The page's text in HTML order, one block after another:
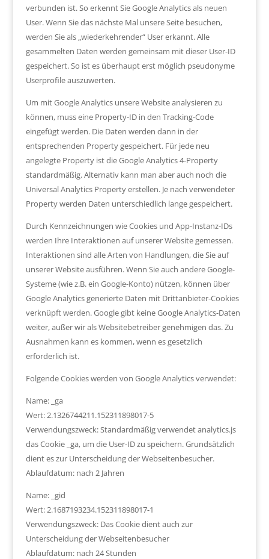
verbunden ist. So erkennt Sie Google Analytics als neuen
User. Wenn Sie das nächste Mal unsere Seite besuchen,
werden Sie als „wiederkehrender“ User erkannt. Alle
gesammelten Daten werden gemeinsam mit dieser User-ID
gespeichert. So ist es überhaupt erst möglich pseudonyme
Userprofile auszuwerten.
Um mit Google Analytics unsere Website analysieren zu
können, muss eine Property-ID in den Tracking-Code
eingefügt werden. Die Daten werden dann in der
entsprechenden Property gespeichert. Für jede neu
angelegte Property ist die Google Analytics 4-Property
standardmäßig. Alternativ kann man aber auch noch die
Universal Analytics Property erstellen. Je nach verwendeter
Property werden Daten unterschiedlich lange gespeichert.
Durch Kennzeichnungen wie Cookies und App-Instanz-IDs
werden Ihre Interaktionen auf unserer Website gemessen.
Interaktionen sind alle Arten von Handlungen, die Sie auf
unserer Website ausführen. Wenn Sie auch andere Google-
Systeme (wie z.B. ein Google-Konto) nützen, können über
Google Analytics generierte Daten mit Drittanbieter-Cookies
verknüpft werden. Google gibt keine Google Analytics-Daten
weiter, außer wir als Websitebetreiber genehmigen das. Zu
Ausnahmen kann es kommen, wenn es gesetzlich
erforderlich ist.
Folgende Cookies werden von Google Analytics verwendet:
Name: _ga
Wert: 2.1326744211.152311898017-5
Verwendungszweck: Standardmäßig verwendet analytics.js
das Cookie _ga, um die User-ID zu speichern. Grundsätzlich
dient es zur Unterscheidung der Webseitenbesucher.
Ablaufdatum: nach 2 Jahren
Name: _gid
Wert: 2.1687193234.152311898017-1
Verwendungszweck: Das Cookie dient auch zur
Unterscheidung der Webseitenbesucher
Ablaufdatum: nach 24 Stunden